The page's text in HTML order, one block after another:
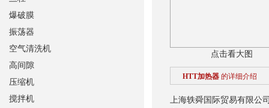
点击看大图
HTT加热器 的详细介绍
上海轶舜国际贸易有限公
爆破膜
振荡器
空气清洗机
高间隙
压缩机
搅拌机